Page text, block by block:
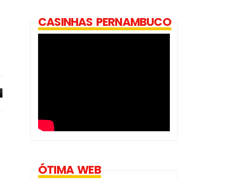
CASINHAS PERNAMBUCO
ÓTIMA WEB